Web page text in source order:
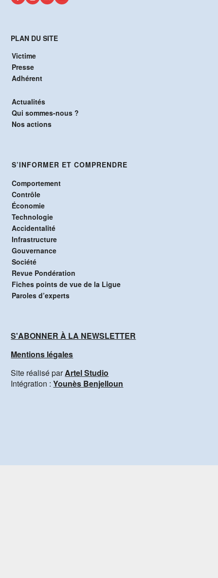
PLAN DU SITE
Victime
Presse
Adhérent
Actualités
Qui sommes-nous ?
Nos actions
S’INFORMER ET COMPRENDRE
Comportement
Contrôle
Économie
Technologie
Accidentalité
Infrastructure
Gouvernance
Société
Revue Pondération
Fiches points de vue de la Ligue
Paroles d’experts
S'ABONNER À LA NEWSLETTER
Mentions légales
Site réalisé parArtel Studio
Intégration :Younès Benjelloun